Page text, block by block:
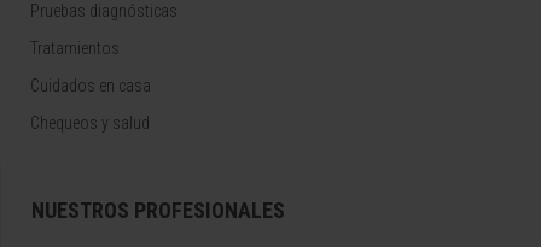
Pruebas diagnósticas
Tratamientos
Cuidados en casa
Chequeos y salud
NUESTROS PROFESIONALES